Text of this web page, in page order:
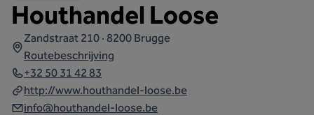
Houthandel Loose
Zandstraat 210 · 8200 Brugge
Routebeschrijving
+32 50 31 42 83
http://www.houthandel-loose.be
info@houthandel-loose.be